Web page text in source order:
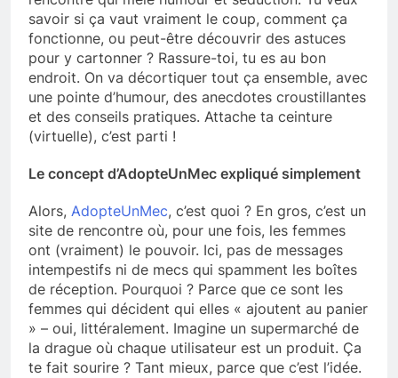
savoir si ça vaut vraiment le coup, comment ça
fonctionne, ou peut-être découvrir des astuces
pour y cartonner ? Rassure-toi, tu es au bon
endroit. On va décortiquer tout ça ensemble, avec
une pointe d’humour, des anecdotes croustillantes
et des conseils pratiques. Attache ta ceinture
(virtuelle), c’est parti !
Le concept d’AdopteUnMec expliqué simplement
Alors, AdopteUnMec, c’est quoi ? En gros, c’est un
site de rencontre où, pour une fois, les femmes
ont (vraiment) le pouvoir. Ici, pas de messages
intempestifs ni de mecs qui spamment les boîtes
de réception. Pourquoi ? Parce que ce sont les
femmes qui décident qui elles « ajoutent au panier
» – oui, littéralement. Imagine un supermarché de
la drague où chaque utilisateur est un produit. Ça
te fait sourire ? Tant mieux, parce que c’est l’idée.